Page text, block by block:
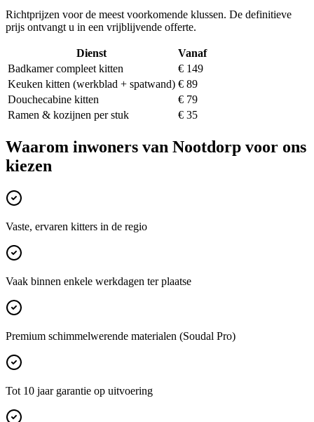
Richtprijzen voor de meest voorkomende klussen. De definitieve
prijs ontvangt u in een vrijblijvende offerte.
Dienst
Vanaf
Badkamer compleet kitten
€ 149
Keuken kitten (werkblad + spatwand) € 89
Douchecabine kitten
€ 79
Ramen & kozijnen per stuk
€ 35
Waarom inwoners van Nootdorp voor ons
kiezen
Vaste, ervaren kitters in de regio
Vaak binnen enkele werkdagen ter plaatse
Premium schimmelwerende materialen (Soudal Pro)
Tot 10 jaar garantie op uitvoering